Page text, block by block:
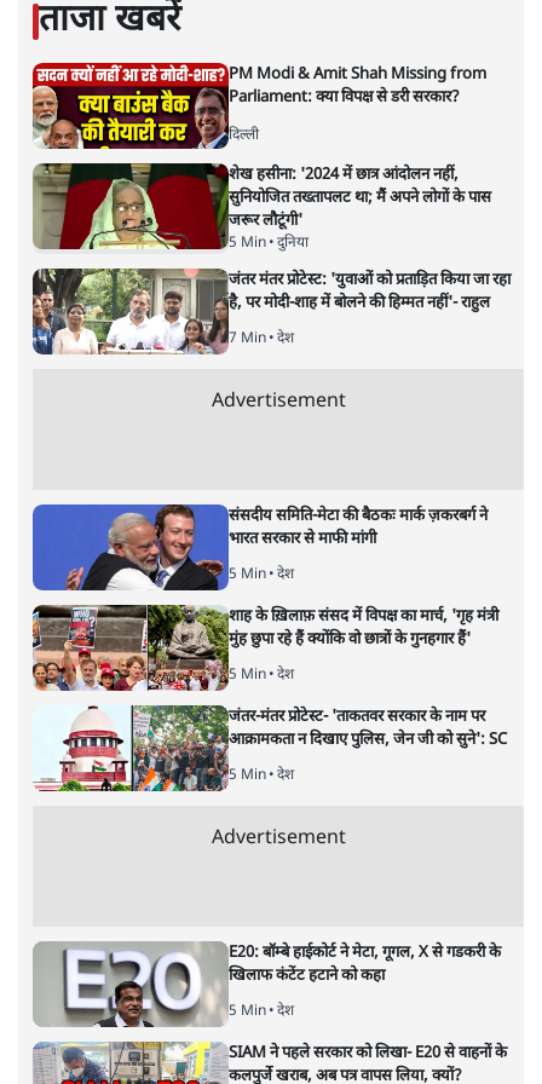
अनन्त मित्तल
लेखक वरिष्ठ पत्रकार हैं एवं 'अमेरिकी इतिहास की रूपरेखा' पुस्तक के
अनुवादक हैं।
अनन्त मित्तलकी और स्टोरी पढ़ें
‘मियां मॉडल’ नाज़ी जर्मनी की नीतियों
क्यों
वंदिता मिश्रा| 1 FEB, 2026
वंदिता मिश्रा
क्या असम का ‘मियां मॉडल’ नाज़ी जर्मनी की नीतियों की याद दिलाता
है? नागरिकता, पहचान और दमन की राजनीति के बीच न्यायपालिका
की चुप्पी क्यों खटकती है- एक जरूरी सवाल।
को मेरी बात पर शक है तो उसे दोबारा सोचना चाहिए। असम के
मुख्यमंत्री हिमंता बिस्वा सरमा एक संवैधानिक पद पर होने के
बावजूद अल्पसंख्यक समुदाय के ख़िलाफ़ जिस तरह ज़हर उगल रहे
हैं वह अब ‘संवैधानिक सहिष्णुता’ के दायरे से बाहर हो चुका है।
डिगबोई में एक कार्यक्रम के दौरान उन्होंने कहा कि मुसलमानों को